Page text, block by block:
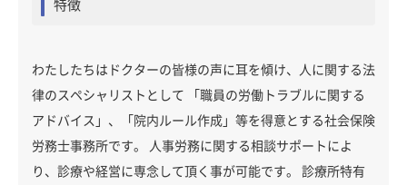
特徴
わたしたちはドクターの皆様の声に耳を傾け、人に関する法
律のスペシャリストとして 「職員の労働トラブルに関する
アドバイス」、「院内ルール作成」等を得意とする社会保険
労務士事務所です。 人事労務に関する相談サポートによ
り、診療や経営に専念して頂く事が可能です。 診療所特有